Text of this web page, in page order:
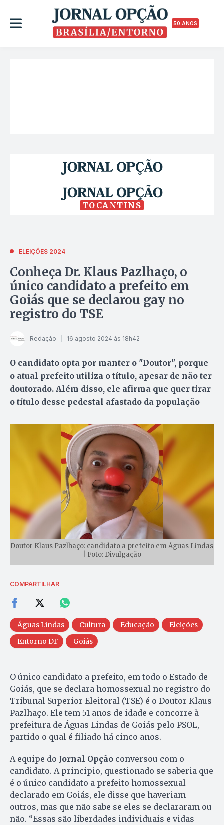
50 ANOS
TOCANTINS
ELEIÇÕES 2024
Conheça Dr. Klaus Pazlhaço, o
único candidato a prefeito em
Goiás que se declarou gay no
registro do TSE
Redação 16 agosto 2024 às 18h42
O candidato opta por manter o "Doutor", porque
o atual prefeito utiliza o título, apesar de não ter
doutorado. Além disso, ele afirma que quer tirar
o título desse pedestal afastado da população
Doutor Klaus Pazlhaço: candidato a prefeito em Águas Lindas
| Foto: Divulgação
COMPARTILHAR
Águas Lindas Cultura Educação
Eleições
Entorno DF
Goiás
O único candidato a prefeito, em todo o Estado de
Goiás, que se declara homossexual no registro do
Tribunal Superior Eleitoral (TSE) é o Doutor Klaus
Pazlhaço. Ele tem 51 anos de idade e concorre à
prefeitura de Águas Lindas de Goiás pelo PSOL,
partido o qual é filiado há cinco anos.
A equipe do Jornal Opção conversou com o
candidato. A principio, questionado se saberia que
é o único candidato a prefeito homossexual
declarado em Goiás, ele disse que haveriam
outros, mas que não sabe se eles se declararam ou
não. “Essas são liberdades individuais e vidas